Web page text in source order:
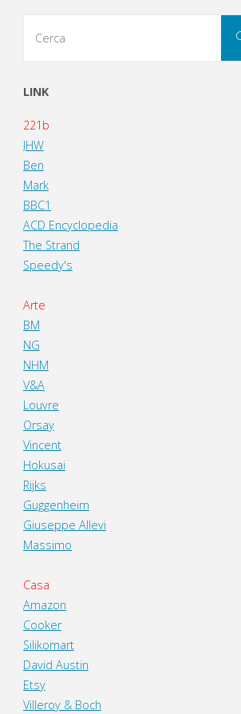
LINK
221b
JHW
Ben
Mark
BBC1
ACD Encyclopedia
The Strand
Speedy's
Arte
BM
NG
NHM
V&A
Louvre
Orsay
Vincent
Hokusai
Rijks
Guggenheim
Giuseppe Allevi
Massimo
Casa
Amazon
Cooker
Silikomart
David Austin
Etsy
Villeroy & Boch